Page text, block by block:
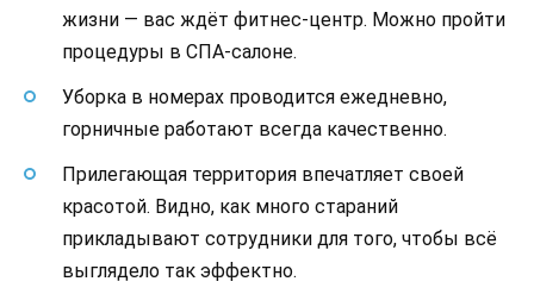
жизни — вас ждёт фитнес-центр. Можно пройти
процедуры в СПА-салоне.
Уборка в номерах проводится ежедневно,
горничные работают всегда качественно.
Прилегающая территория впечатляет своей
красотой. Видно, как много стараний
прикладывают сотрудники для того, чтобы всё
выглядело так эффектно.